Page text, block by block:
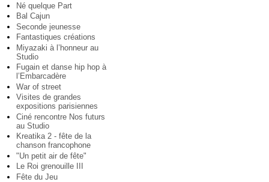
Né quelque Part
Bal Cajun
Seconde jeunesse
Fantastiques créations
Miyazaki à l’honneur au
Studio
Fugain et danse hip hop à
l’Embarcadère
War of street
Visites de grandes
expositions parisiennes
Ciné rencontre Nos futurs
au Studio
Kreatika 2 - fête de la
chanson francophone
"Un petit air de fête"
Le Roi grenouille III
Fête du Jeu